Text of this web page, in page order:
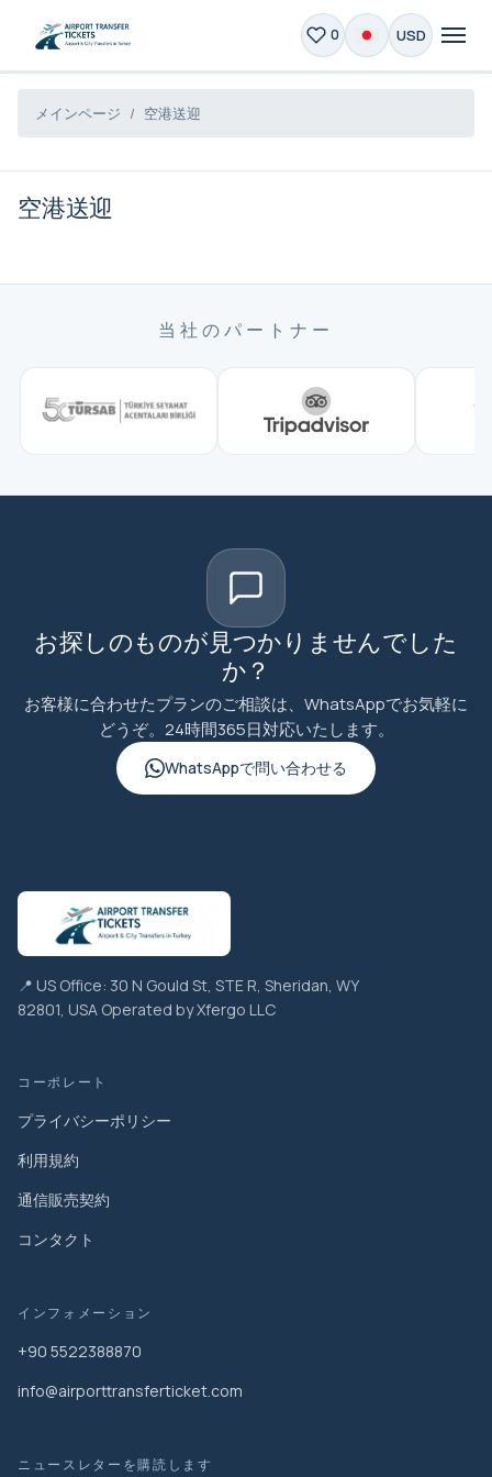
0 USD
メインページ 空港送迎
空港送迎
当社のパートナー
お探しのものが見つかりませんでした
か？
お客様に合わせたプランのご相談は、WhatsAppでお気軽に
どうぞ。24時間365日対応いたします。
WhatsAppで問い合わせる
📍 US Office: 30 N Gould St, STE R, Sheridan, WY
82801, USA Operated by Xfergo LLC
コーポレート
プライバシーポリシー
利用規約
通信販売契約
コンタクト
インフォメーション
+90 5522388870
info@airporttransferticket.com
ニュースレターを購読します